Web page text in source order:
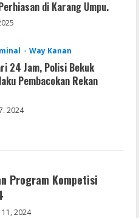
Academic & Corporate
x64 [no Virus]
2026
di Karang Umpu.
Way Kanan
24 Jam, Polisi Bekuk
Pembacokan Rekan
2024
Program Kompetisi
11, 2024